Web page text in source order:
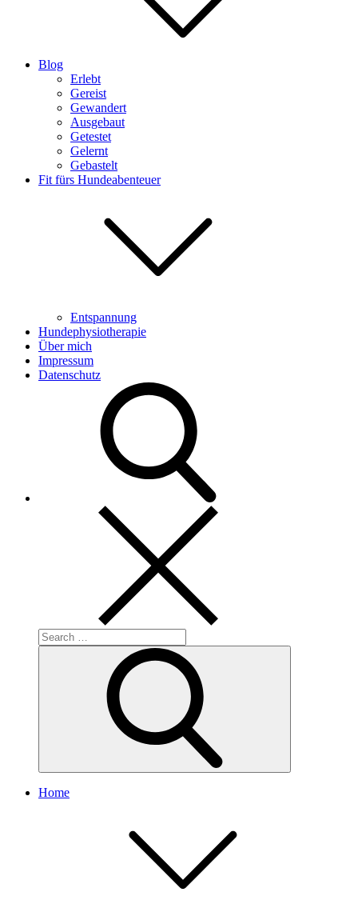
Blog
Erlebt
Gereist
Gewandert
Ausgebaut
Getestet
Gelernt
Gebastelt
Fit fürs Hundeabenteuer
Entspannung
Hundephysiotherapie
Über mich
Impressum
Datenschutz
Search
for:
Home